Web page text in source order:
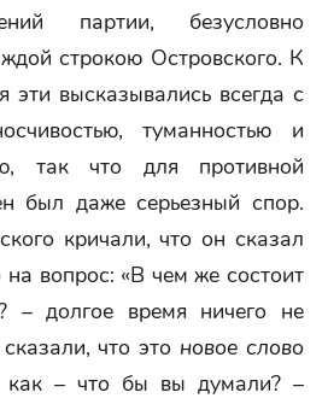
партии, безусловно
строкою Островского. К
эти высказывались всегда с
туманностью и
так что для противной
был даже серьезный спор.
кричали, что он сказал
вопрос: «В чем же состоит
– долгое время ничего не
что это новое слово
как – что бы вы думали? –